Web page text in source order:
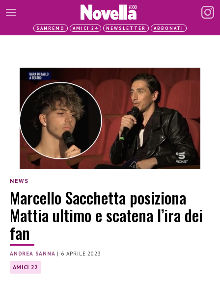
SANREMO AMICI 24 NEWSLETTER ABBONATI
NEWS
Marcello Sacchetta posiziona
Mattia ultimo e scatena l’ira dei
fan
ANDREA SANNA | 6 APRILE 2023
AMICI 22